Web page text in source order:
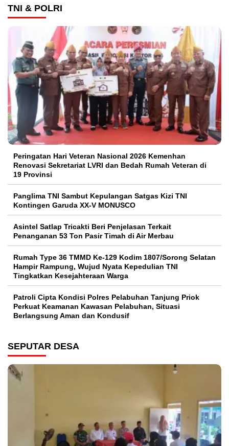
TNI & POLRI
Peringatan Hari Veteran Nasional 2026 Kemenhan
Renovasi Sekretariat LVRI dan Bedah Rumah Veteran di
19 Provinsi
Panglima TNI Sambut Kepulangan Satgas Kizi TNI
Kontingen Garuda XX-V MONUSCO
Asintel Satlap Tricakti Beri Penjelasan Terkait
Penanganan 53 Ton Pasir Timah di Air Merbau
Rumah Type 36 TMMD Ke-129 Kodim 1807/Sorong Selatan
Hampir Rampung, Wujud Nyata Kepedulian TNI
Tingkatkan Kesejahteraan Warga
Patroli Cipta Kondisi Polres Pelabuhan Tanjung Priok
Perkuat Keamanan Kawasan Pelabuhan, Situasi
Berlangsung Aman dan Kondusif
SEPUTAR DESA